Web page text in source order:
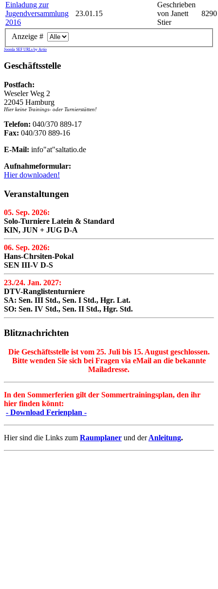
Einladung zur
Jugendversammlung
2016
23.01.15
Geschrieben
von Janett
Stier
8290
Anzeige #
Joomla SEF URLs by Artio
Geschäftsstelle
Postfach:
Weseler Weg 2
22045 Hamburg
Hier keine Trainings- oder Turnierstätten!
Telefon: 040/370 889-17
Fax: 040/370 889-16
E-Mail: info"at"saltatio.de
Aufnahmeformular:
Hier downloaden!
Veranstaltungen
05. Sep. 2026:
Solo-Turniere Latein & Standard
KIN, JUN + JUG D-A
06. Sep. 2026:
Hans-Chrsiten-Pokal
SEN III-V D-S
23./24. Jan. 2027:
DTV-Ranglistenturniere
SA: Sen. III Std., Sen. I Std., Hgr. Lat.
SO: Sen. IV Std., Sen. II Std., Hgr. Std.
Blitznachrichten
Die Geschäftsstelle ist vom 25. Juli bis 15. August geschlossen.
Bitte wenden Sie sich bei Fragen via eMail an die bekannte
Mailadresse.
In den Sommerferien gilt der Sommertrainingsplan, den ihr
hier finden könnt:
- Download Ferienplan -
Hier sind die Links zum Raumplaner und der Anleitung.